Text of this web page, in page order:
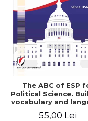
The ABC of ESP
Political Science.
vocabulary and
55,00 Lei